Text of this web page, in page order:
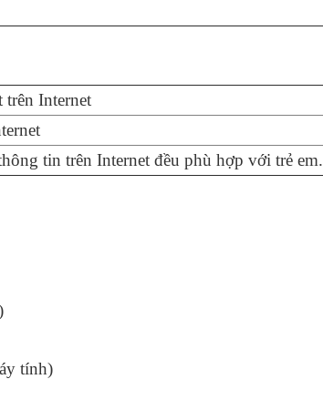
Internet
tin trên Internet đều phù hợp với trẻ em.
tính)